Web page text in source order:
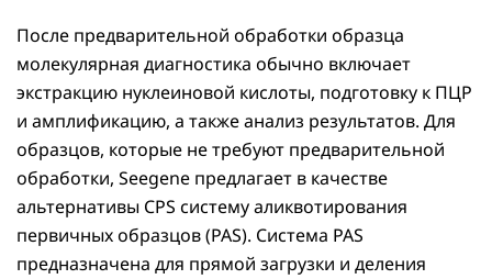
После предварительной обработки образца
молекулярная диагностика обычно включает
экстракцию нуклеиновой кислоты, подготовку к ПЦР
и амплификацию, а также анализ результатов. Для
образцов, которые не требуют предварительной
обработки, Seegene предлагает в качестве
альтернативы CPS систему аликвотирования
первичных образцов (PAS). Система PAS
предназначена для прямой загрузки и деления